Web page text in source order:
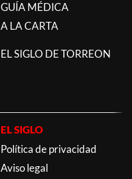
GUÍA MÉDICA
A LA CARTA
EL SIGLO DE TORREON
EL SIGLO
Política de privacidad
Aviso legal